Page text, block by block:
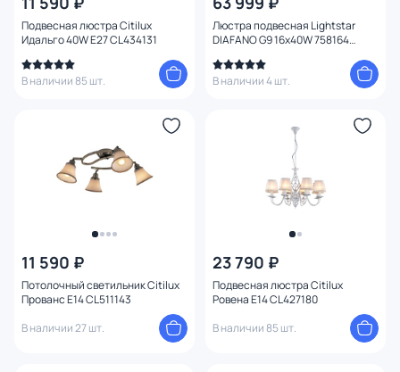
Подвесная люстра Citilux
Идальго 40W E27 CL434131
В наличии 85 шт.
Люстра подвесная Lightstar
DIAFANO G9 16х40W 758164
В наличии 4 шт.
11 590 ₽
Потолочный светильник Citilux
Прованс E14 CL511143
В наличии 27 шт.
23 790 ₽
Подвесная люстра Citilux
Ровена E14 CL427180
В наличии 85 шт.
Количество ламп
Вид лампы
Цвет свечения
Тип помещения
Управление
Назначение
Форма